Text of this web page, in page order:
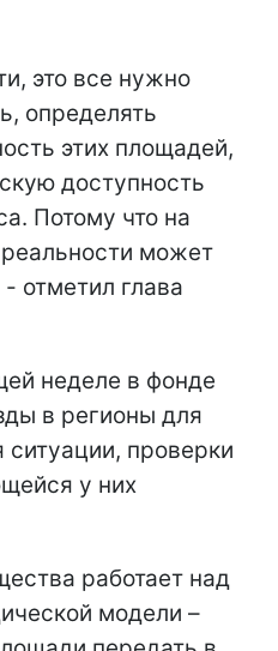
это все нужно
определять
этих площадей,
доступность
Потому что на
может
отметил глава
неделе в фонде
в регионы для
ситуации, проверки
у них
работает над
модели –